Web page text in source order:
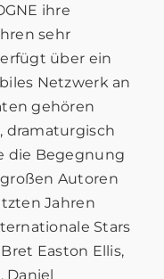
ihre
sehr
über ein
Netzwerk an
gehören
dramaturgisch
die Begegnung
Autoren
Jahren
Stars
Easton Ellis,
Daniel